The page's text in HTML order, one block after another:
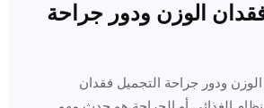
فقدان الوزن ودور جراحة
‎الحياة بعد فقدان الوزن ودور جراحة التجميل ‎فقدان